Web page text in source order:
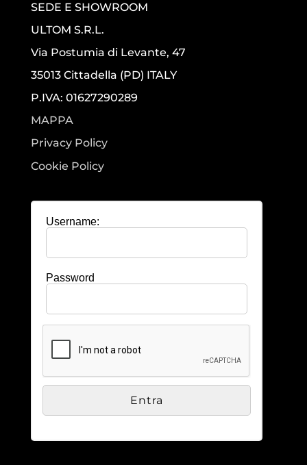
SEDE E SHOWROOM
ULTOM S.R.L.
Via Postumia di Levante, 47
35013 Cittadella (PD) ITALY
P.IVA: 01627290289
MAPPA
Privacy Policy
Cookie Policy
Username:
Password